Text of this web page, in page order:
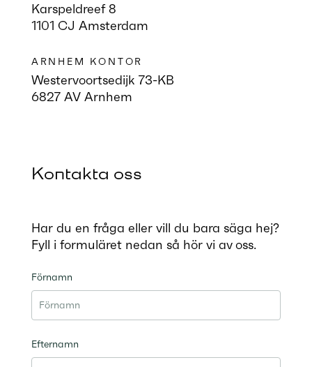
Karspeldreef 8
1101 CJ Amsterdam
ARNHEM KONTOR
Westervoortsedijk 73-KB
6827 AV Arnhem
Kontakta oss
Har du en fråga eller vill du bara säga hej?
Fyll i formuläret nedan så hör vi av oss.
Förnamn
Efternamn